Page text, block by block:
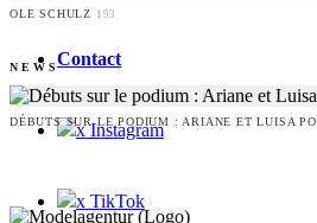
Contact
x Instagram
x TikTok
OLE SCHULZ 193
NEWS
DÉBUTS SUR LE PODIUM : ARIANE ET LUISA